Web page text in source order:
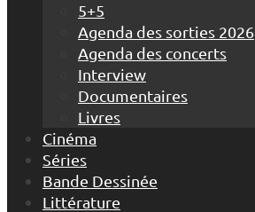
5+5
Agenda des sorties 2026
Agenda des concerts
Interview
Documentaires
Livres
Cinéma
Séries
Bande Dessinée
Littérature